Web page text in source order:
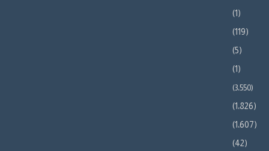
(1)
(119)
(5)
(1)
(3٬550)
(1٬826)
(1٬607)
(42)